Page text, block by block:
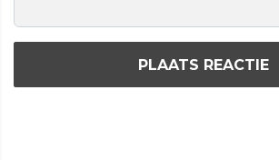
PLAATS REACTIE